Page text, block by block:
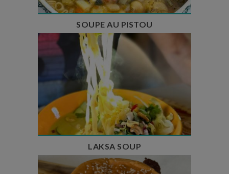
SOUPE AU PISTOU
Temps de préparation : 40 min
Temps de cuisson : 25 min
Nombre de couverts : 4
LAKSA SOUP